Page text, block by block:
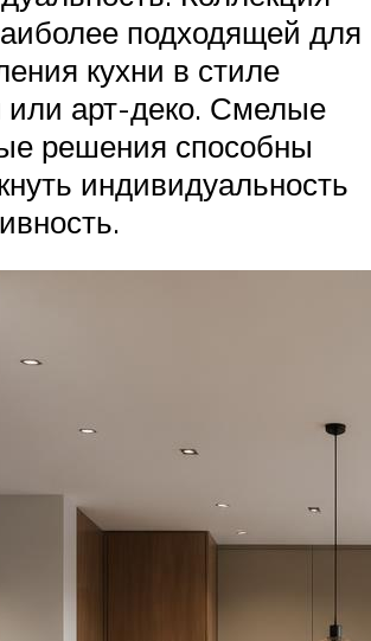
подходящей для
кухни в стиле
или арт-деко. Смелые
решения способны
индивидуальность